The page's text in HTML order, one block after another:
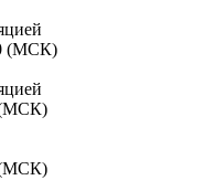
(МСК)
(МСК)
(МСК)